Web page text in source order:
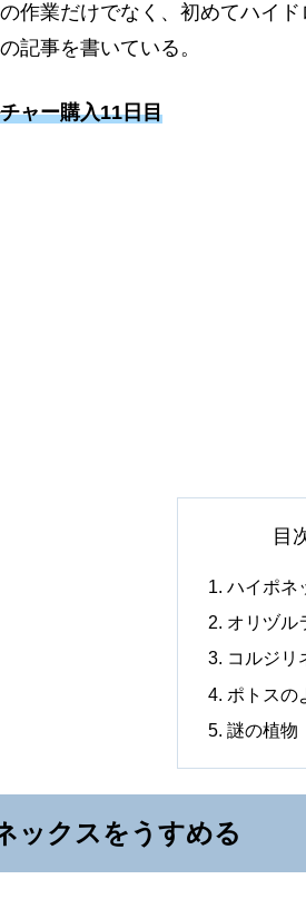
作業だけでなく、初めてハイ
記事を書いている。
ャー購入11日目
目
ハイポネ
オリヅル
コルジリ
ポトスの
謎の植物
ックスをうすめる